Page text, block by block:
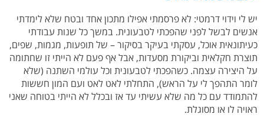
יש לי וידוי דרמטי: לא פרסמתי אפילו מתכון אחד ובטח שלא לימדתי
אנשים לבשל לפני שהפכתי לטבעונית. במשך כל שנות עבודתי
כעיתונאית אוכל, עסקתי בעיקר בסיקור – של תופעות, מגמות, שפים,
תוצרת חקלאית וביקורת מסעדות, אבל אף פעם לא הייתי זו שחתומה
על היצירה עצמה. כשהפכתי לטבעונית וכל עולמי השתנה (שלא
לומר התהפך לי על הראש), התחלתי לאט לאט ועם המון חששות
להתמודד עם כל מה שלא עשיתי עד אז ובכלל לא הייתי בטוחה שאני
ראויה לו או מסוגלת.